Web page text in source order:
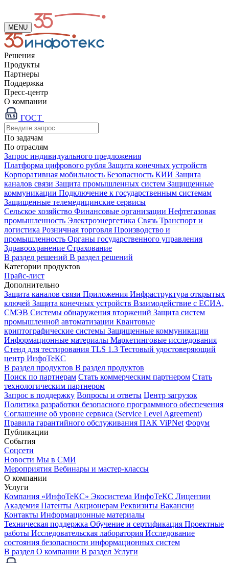
MENU
Решения
Продукты
Партнеры
Поддержка
Пресс-центр
О компании
ГОСТ
По задачам
По отраслям
Запрос индивидуального предложения
Платформа цифрового рубля Защита конечных устройств
Корпоративная мобильность Безопасность КИИ Защита
каналов связи Защита промышленных систем Защищенные
коммуникации Подключение к государственным системам
Защищенные телемедицинские сервисы
Сельское хозяйство Финансовые организации Нефтегазовая
промышленность Электроэнергетика Связь Транспорт и
логистика Розничная торговля Производство и
промышленность Органы государственного управления
Здравоохранение Страхование
В раздел решений В раздел решений
Категории продуктов
Прайс-лист
Дополнительно
Защита каналов связи Приложения Инфраструктура открытых
ключей Защита конечных устройств Взаимодействие с ЕСИА,
СМЭВ Системы обнаружения вторжений Защита систем
промышленной автоматизации Квантовые
криптографические системы Защищенные коммуникации
Информационные материалы Маркетинговые исследования
Стенд для тестирования TLS 1.3 Тестовый удостоверяющий
центр ИнфоТеКС
В раздел продуктов В раздел продуктов
Поиск по партнерам Стать коммерческим партнером Стать
технологическим партнером
Запрос в поддержку Вопросы и ответы Центр загрузок
Политика разработки безопасного программного обеспечения
Соглашение об уровне сервиса (Service Level Agreement)
Правила гарантийного обслуживания ПАК ViPNet Форум
Публикации
События
Соцсети
Новости Мы в СМИ
Мероприятия Вебинары и мастер-классы
О компании
Услуги
Компания «ИнфоТеКС» Экосистема ИнфоТеКС Лицензии
Академия Патенты Акционерам Реквизиты Вакансии
Контакты Информационные материалы
Техническая поддержка Обучение и сертификация Проектные
работы Исследовательская лаборатория Исследование
состояния безопасности информационных систем
В раздел О компании В раздел Услуги